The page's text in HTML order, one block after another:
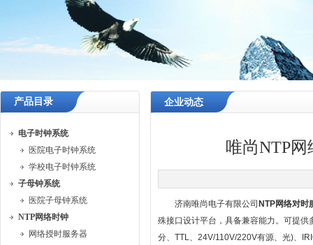
产品目录
电子时钟系统
医院电子时钟系统
学校电子时钟系统
子母钟系统
医院子母钟系统
NTP网络时钟
网络授时服务器
企业动态
唯尚NTP
济南唯尚电子有限公司 NTP网络对时
殊接口设计平台，具备兼容能力。可提
分、TTL、24V/110V/220V有源、光)、